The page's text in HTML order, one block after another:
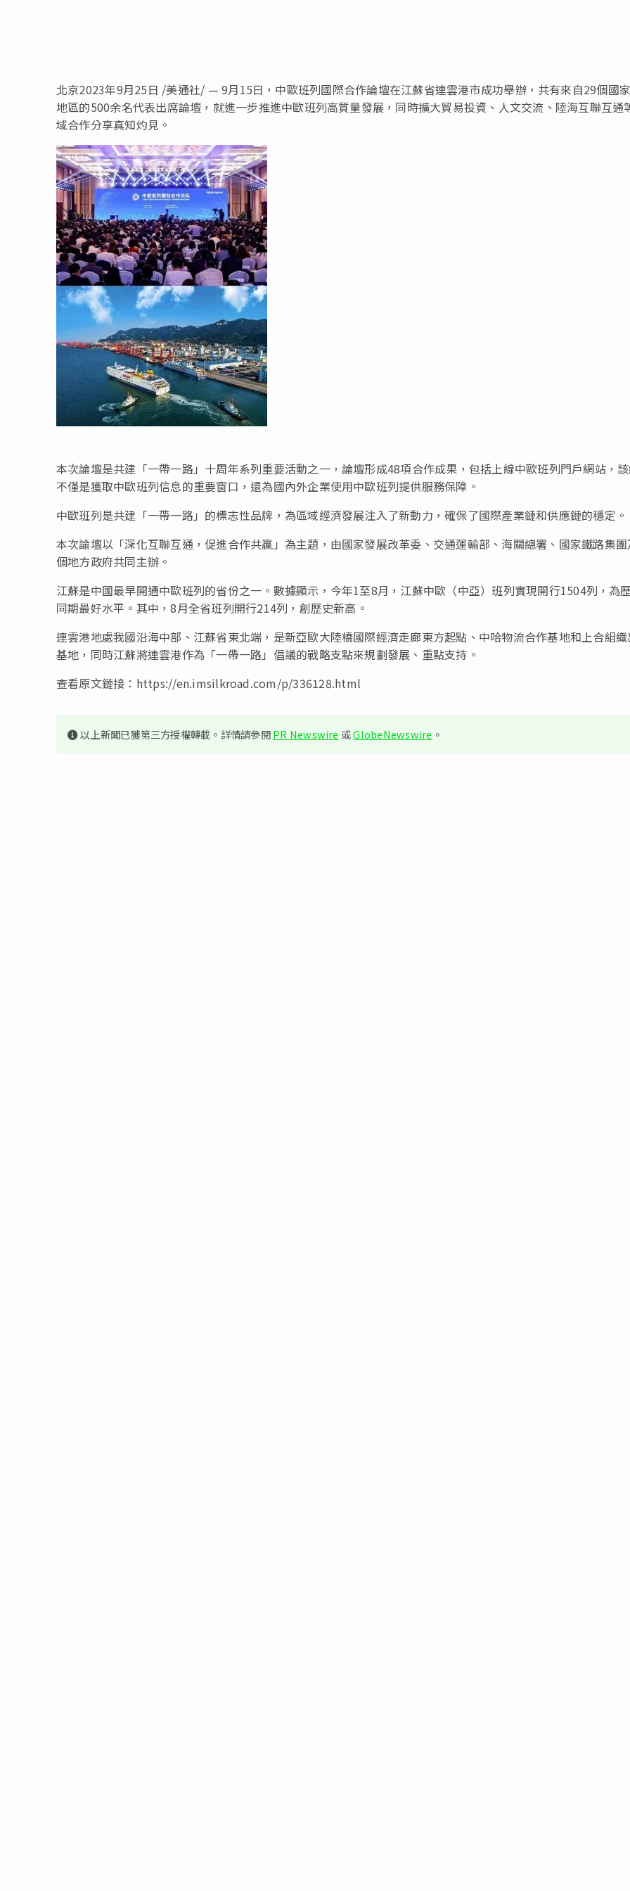
北京2023年9月25日 /美通社/ — 9月15日，中歐班列國際合作論壇在江蘇省連雲港市成功舉辦，共有來自29個國
地區的500余名代表出席論壇，就進一步推進中歐班列高質量發展，同時擴大貿易投資、人文交流、陸海互聯互通
域合作分享真知灼見。
本次論壇是共建「一帶一路」十周年系列重要活動之一，論壇形成48項合作成果，包括上線中歐班列門戶網站，
不僅是獲取中歐班列信息的重要窗口，還為國內外企業使用中歐班列提供服務保障。
中歐班列是共建「一帶一路」的標志性品牌，為區域經濟發展注入了新動力，確保了國際產業鏈和供應鏈的穩定。
本次論壇以「深化互聯互通，促進合作共贏」為主題，由國家發展改革委、交通運輸部、海關總署、國家鐵路集
個地方政府共同主辦。
江蘇是中國最早開通中歐班列的省份之一。數據顯示，今年1至8月，江蘇中歐（中亞）班列實現開行1504列，為
同期最好水平。其中，8月全省班列開行214列，創歷史新高。
連雲港地處我國沿海中部、江蘇省東北端，是新亞歐大陸橋國際經濟走廊東方起點、中哈物流合作基地和上合組
基地，同時江蘇將連雲港作為「一帶一路」倡議的戰略支點來規劃發展、重點支持。
查看原文鏈接：https://en.imsilkroad.com/p/336128.html
以上新聞已獲第三方授權轉載。詳情請參閱PR Newswire 或GlobeNewswire 。